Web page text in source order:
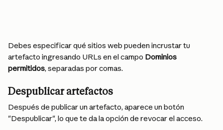
Debes especificar qué sitios web pueden incrustar tu
artefacto ingresando URLs en el campo Dominios
permitidos, separadas por comas.
Despublicar artefactos
Después de publicar un artefacto, aparece un botón
"Despublicar", lo que te da la opción de revocar el acceso.